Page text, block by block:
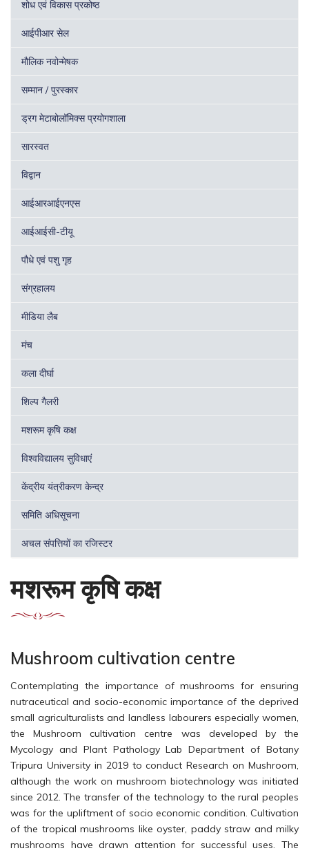
शोध एवं विकास प्रकोष्ठ
आईपीआर सेल
मौलिक नवोन्मेषक
सम्मान / पुरस्कार
ड्रग मेटाबोलॉमिक्स प्रयोगशाला
सारस्वत
विद्वान
आईआरआईएनएस
आईआईसी-टीयू
पौधे एवं पशु गृह
संग्रहालय
मीडिया लैब
मंच
कला दीर्घा
शिल्प गैलरी
मशरूम कृषि कक्ष
विश्वविद्यालय सुविधाएं
केंद्रीय यंत्रीकरण केन्द्र
समिति अधिसूचना
अचल संपत्तियों का रजिस्टर
मशरूम कृषि कक्ष
Mushroom cultivation centre
Contemplating the importance of mushrooms for ensuring
nutraceutical and socio-economic importance of the deprived
small agriculturalists and landless labourers especially women,
the Mushroom cultivation centre was developed by the
Mycology and Plant Pathology Lab Department of Botany
Tripura University in 2019 to conduct Research on Mushroom,
although the work on mushroom biotechnology was initiated
since 2012. The transfer of the technology to the rural peoples
was for the upliftment of socio economic condition. Cultivation
of the tropical mushrooms like oyster, paddy straw and milky
mushrooms have drawn attention for successful uses. The